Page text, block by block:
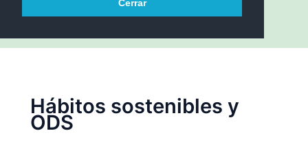
Cerrar
ilidad
Hábitos sostenibles y
ODS